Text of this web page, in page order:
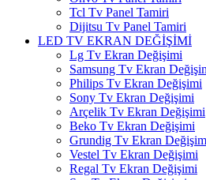
Tcl Tv Panel Tamiri
Dijitsu Tv Panel Tamiri
LED TV EKRAN DEĞİŞİMİ
Lg Tv Ekran Değişimi
Samsung Tv Ekran
Philips Tv Ekran Değişimi
Sony Tv Ekran Değişimi
Arçelik Tv Ekran Değişimi
Beko Tv Ekran Değişimi
Grundig Tv Ekran
Vestel Tv Ekran Değişimi
Regal Tv Ekran Değişimi